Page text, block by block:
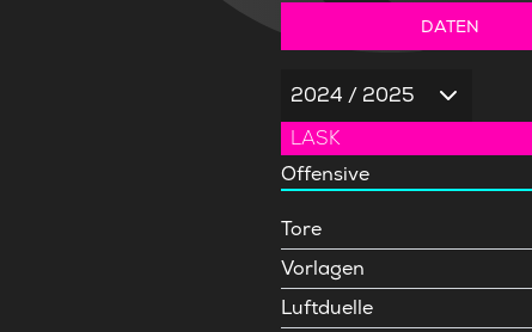
DATEN
2024 / 2025
LASK
Offensive
Tore
Vorlagen
Luftduelle